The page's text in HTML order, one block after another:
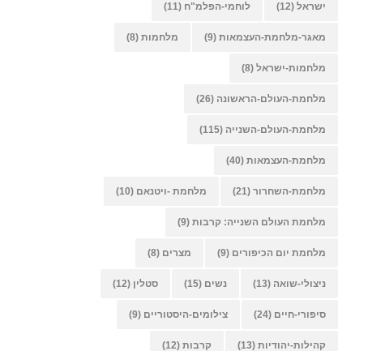
ישראל (12) לוחמי-הפלמ"ח (11)
מאגר-מלחמת-העצמאות (9) מלחמות (8)
מלחמות-ישראל (8)
מלחמת-העולם-הראשונה (26)
מלחמת-העולם-השנייה (115)
מלחמת-העצמאות (40)
מלחמת-השחרור (21) מלחמת -ויטנאם (10)
מלחמת העולם השנייה: קרבות (9)
מלחמת יום הכיפורים (9) מצרים (8)
ניצולי-שואה (13) נשים (15) סטלין (12)
סיפורי-חיים (24) צילומים-היסטוריים (9)
קהילות-יהודיות (13) קרבות (12)